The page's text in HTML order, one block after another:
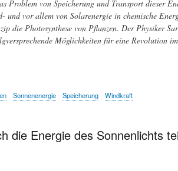
Problem von Speicherung und Transport dieser
und vor allem von Solarenergie in chemische
die Photosynthese von Pflanzen. Der Physiker
Möglichkeiten für eine Revolution im
Sonnenenergie Speicherung Windkraft
die Energie des Sonnenlichts